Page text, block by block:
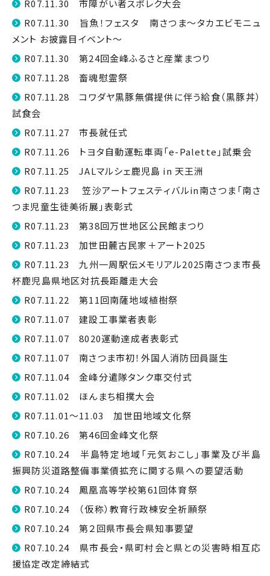
R07.11.30 市障がい者スポレク大会
R07.11.30 旨魚！フェスタ 南さつま～タカエビモニュ
メント お披露目イベント～
R07.11.30 第24回金峰ふるさと産業まつり
R07.11.28 畜魂慰霊祭
R07.11.28 コワダヤ黒豚無償提供に伴う給食（黒豚丼）
試食会
R07.11.27 市長就任式
R07.11.26 トヨタ自動運転車両「e-Palette」試乗会
R07.11.25 JALマルシェ鹿児島 in 天王洲
R07.11.23 笠沙アートフェスティバルin南さつま「南さ
つま児童生徒美術展」表彰式
R07.11.23 第38回万世地区公民館まつり
R07.11.23 加世田麓古民家＋アート2025
R07.11.23 九州一周駅伝メモリアル2025南さつま市長
杯鹿児島県地区対抗長距離走大会
R07.11.22 第11回南薩地域植樹祭
R07.11.07 建設工事業者表彰
R07.11.07 8020運動達成者表彰式
R07.11.07 南さつま市初！外国人消防団員誕生
R07.11.04 金峰分遣隊タンク車交付式
R07.11.02 ほんまち相撲大会
R07.11.01～11.03 加世田地域文化祭
R07.10.26 第46回金峰文化祭
R07.10.24 半島特定地域「元気おこし」事業及び半島
振興防災道路整備事業債拡充に関する県への要望活動
R07.10.24 鳳凰高等学校第61回体育祭
R07.10.24 （仮称）教育行政棟安全祈願祭
R07.10.24 第２回県市長会県知事要望
R07.10.24 県市長会・県町村会と県との災害時相互応
援協定改定締結式